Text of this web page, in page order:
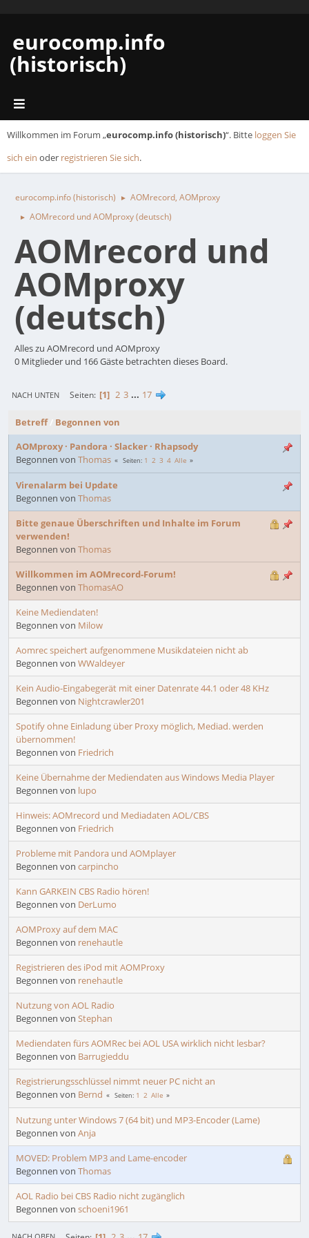
eurocomp.info
(historisch)
Willkommen im Forum „eurocomp.info (historisch)“. Bitte loggen Sie
sich ein oder registrieren Sie sich.
eurocomp.info (historisch) ► AOMrecord, AOMproxy
► AOMrecord und AOMproxy (deutsch)
AOMrecord und
AOMproxy
(deutsch)
Alles zu AOMrecord und AOMproxy
0 Mitglieder und 166 Gäste betrachten dieses Board.
NACH UNTEN Seiten 1 2 3 ... 17
Betreff/ Begonnen von
AOMproxy · Pandora · Slacker · Rhapsody
Begonnen von Thomas Seiten 1 2 3 4 Alle
Virenalarm bei Update
Begonnen von Thomas
Bitte genaue Überschriften und Inhalte im Forum
verwenden!
Begonnen von Thomas
Willkommen im AOMrecord-Forum!
Begonnen von ThomasAO
Keine Mediendaten!
Begonnen von Milow
Aomrec speichert aufgenommene Musikdateien nicht ab
Begonnen von WWaldeyer
Kein Audio-Eingabegerät mit einer Datenrate 44.1 oder 48 KHz
Begonnen von Nightcrawler201
Spotify ohne Einladung über Proxy möglich, Mediad. werden
übernommen!
Begonnen von Friedrich
Keine Übernahme der Mediendaten aus Windows Media Player
Begonnen von lupo
Hinweis: AOMrecord und Mediadaten AOL/CBS
Begonnen von Friedrich
Probleme mit Pandora und AOMplayer
Begonnen von carpincho
Kann GARKEIN CBS Radio hören!
Begonnen von DerLumo
AOMProxy auf dem MAC
Begonnen von renehautle
Registrieren des iPod mit AOMProxy
Begonnen von renehautle
Nutzung von AOL Radio
Begonnen von Stephan
Mediendaten fürs AOMRec bei AOL USA wirklich nicht lesbar?
Begonnen von Barrugieddu
Registrierungsschlüssel nimmt neuer PC nicht an
Begonnen von Bernd Seiten 1 2 Alle
Nutzung unter Windows 7 (64 bit) und MP3-Encoder (Lame)
Begonnen von Anja
MOVED: Problem MP3 and Lame-encoder
Begonnen von Thomas
AOL Radio bei CBS Radio nicht zugänglich
Begonnen von schoeni1961